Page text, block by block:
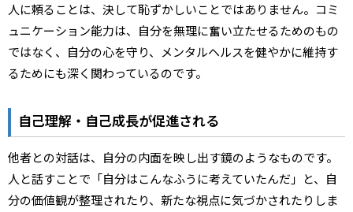
人に頼ることは、決して恥ずかしいことではありません。コミ
ュニケーション能力は、自分を無理に奮い立たせるためのもの
ではなく、自分の心を守り、メンタルヘルスを健やかに維持す
るためにも深く関わっているのです。
自己理解・自己成長が促進される
他者との対話は、自分の内面を映し出す鏡のようなものです。
人と話すことで「自分はこんなふうに考えていたんだ」と、自
分の価値観が整理されたり、新たな視点に気づかされたりしま